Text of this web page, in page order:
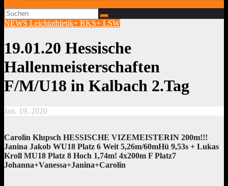
NEWS Leichtathletik+ RKS+ LSW
19.01.20 Hessische
Hallenmeisterschaften
F/M/U18 in Kalbach 2.Tag
Jan. 19, 2020
Carolin Klupsch HESSISCHE VIZEMEISTERIN 200m!!!
Janina Jakob WU18 Platz 6 Weit 5,26m/60mHü 9,53s + Lukas
Kroll MU18 Platz 8 Hoch 1,74m! 4x200m F Platz7
Johanna+Vanessa+Janina+Carolin